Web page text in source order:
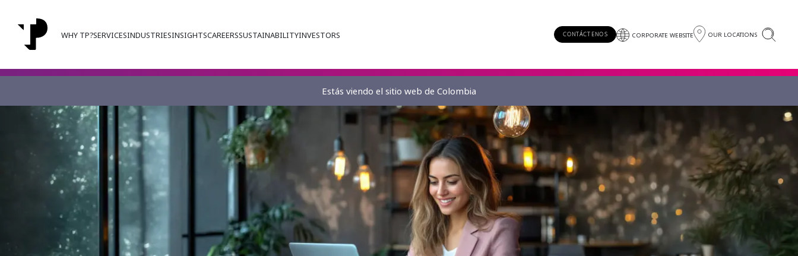
WHY TP?SERVICESINDUSTRIESINSIGHTSCAREERSSUSTAINABILITYINVESTORS CONTÁCTENOS CORPORATE WEBSITE OUR LOCATIONS
Estás viendo el sitio web de Colombia